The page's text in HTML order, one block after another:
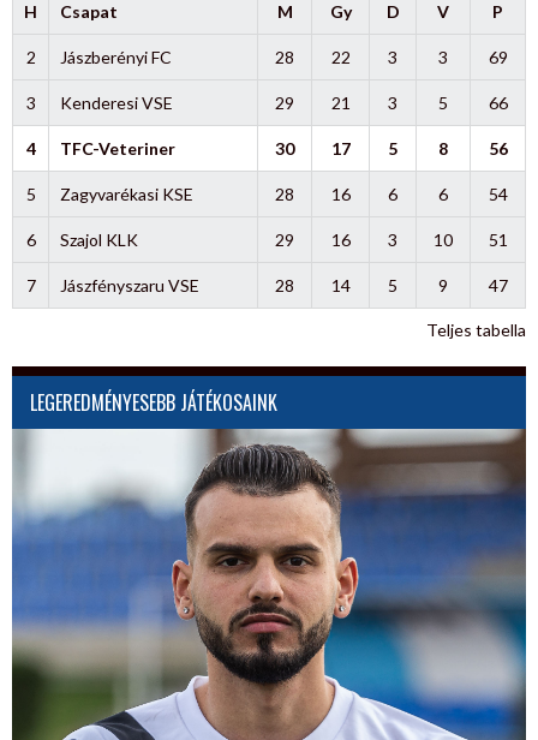
H Csapat M Gy D V P
2 Jászberényi FC 28 22 3 3 69
3 Kenderesi VSE 29 21 3 5 66
4 TFC-Veteriner 30 17 5 8 56
5 Zagyvarékasi KSE 28 16 6 6 54
6 Szajol KLK 29 16 3 10 51
7 Jászfényszaru VSE 28 14 5 9 47
Teljes tabella
LEGEREDMÉNYESEBB JÁTÉKOSAINK